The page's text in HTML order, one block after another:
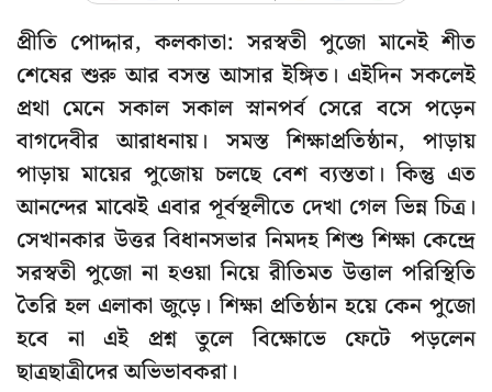
প্রীতি পোদ্দার, কলকাতা: সরস্বতী পুজো মানেই শীত
শেষের শুরু আর বসন্ত আসার ইঙ্গিত। এইদিন সকলেই
প্রথা মেনে সকাল সকাল স্নানপর্ব সেরে বসে পড়েন
বাগদেবীর আরাধনায়। সমস্ত শিক্ষাপ্রতিষ্ঠান, পাড়ায়
পাড়ায় মায়ের পুজোয় চলছে বেশ ব্যস্ততা। কিন্তু এত
আনন্দের মাঝেই এবার পূর্বস্থলীতে দেখা গেল ভিন্ন চিত্র।
সেখানকার উত্তর বিধানসভার নিমদহ শিশু শিক্ষা কেন্দ্রে
সরস্বতী পুজো না হওয়া নিয়ে রীতিমত উত্তাল পরিস্থিতি
তৈরি হল এলাকা জুড়ে। শিক্ষা প্রতিষ্ঠান হয়ে কেন পুজো
হবে না এই প্রশ্ন তুলে বিক্ষোভে ফেটে পড়লেন
ছাত্রছাত্রীদের অভিভাবকরা।